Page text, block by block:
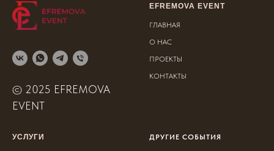
© 2025 EFREMOVA
EVENT
EFREMOVA EVENT
ГЛАВНАЯ
О НАС
ПРОЕКТЫ
КОНТАКТЫ
УСЛУГИ ДРУГИЕ СОБЫТИЯ